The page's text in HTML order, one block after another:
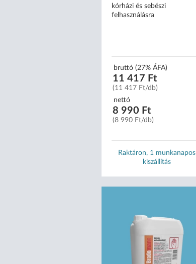
kórházi és sebészi
felhasználásra
bruttó (27% ÁFA)
11 417 Ft
(11 417 Ft/db)
nettó
8 990 Ft
(8 990 Ft/db)
Raktáron, 1 munkanapos
kiszállítás